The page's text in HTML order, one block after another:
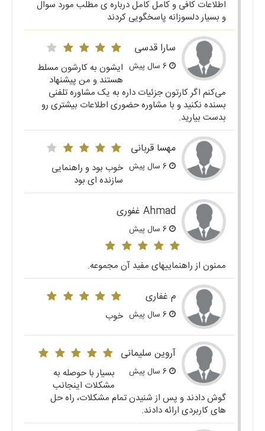
اطلاعات کافی و کامل کامل درباره ی مطلب مورد سوال
و بسیار دلسوزانه پاسخگویی کردند
سارا قدسی
ایشون به کارشون مسلط
هستند و من پیشنهاد
می‌کنم اگر کارتون جزئیات داره به یک مشاوره تلفنی
بسنده نکنید و با مشاوره حضوری اطلاعات بیشتری رو
بدست بیارید.
مهسا قربانی
خوب بود و راهنمایی
سازنده ای بود
Ahmad غفوری
ممنون از راهنماییهای مفید آن مجموعه.
م غفاری
خوب
آروین سلیمانی
بسیار با حوصله به
مشکلات اینجانب
گوش دادند و پس از شنیدن تمام مشکلات، راه حل
های کاربردی ارائه دادند.